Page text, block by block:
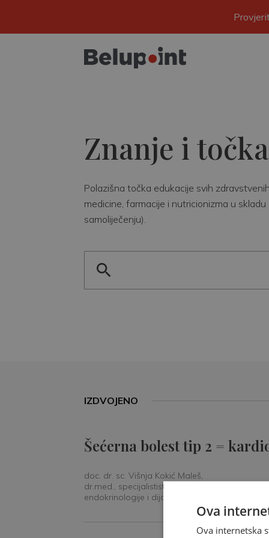
Znanje i točka
Polazišna točka edukacije svih
medicine, farmacije i nutricionizma u
samoliječenju).
IZDVOJENO
Šećerna bolest tip 2 =
doc. dr. sc. Višnja Kokić Maleš,
dr.med., specijalististica
endokrinologije i dijabetologije
Ova
Ova internetska